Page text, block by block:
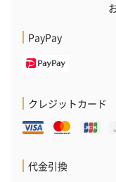
PayPay
クレジットカード
代金引換